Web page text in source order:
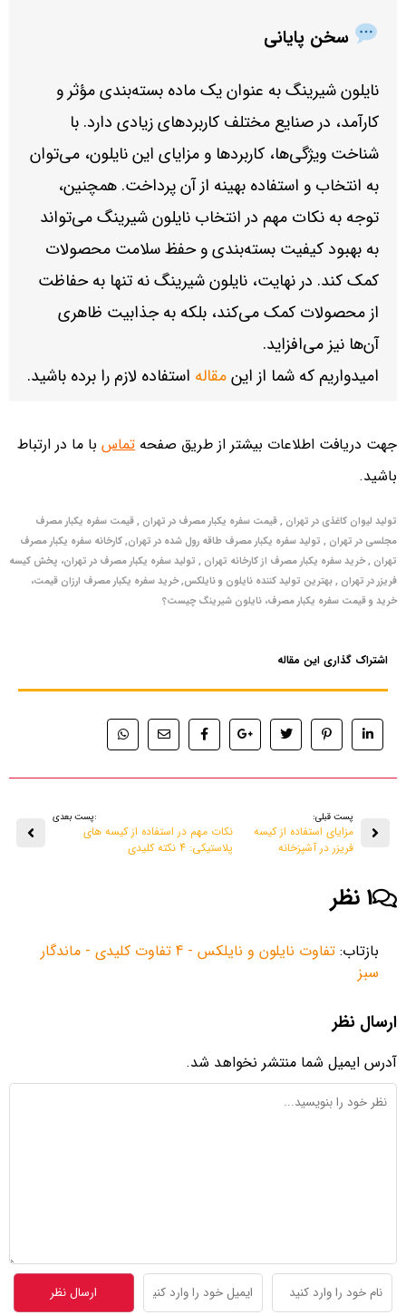
سخن پایانی
نایلون شیرینگ به عنوان یک ماده بسته‌بندی مؤثر و
کارآمد، در صنایع مختلف کاربردهای زیادی دارد. با
شناخت ویژگی‌ها، کاربردها و مزایای این نایلون، می‌توان
به انتخاب و استفاده بهینه از آن پرداخت. همچنین،
توجه به نکات مهم در انتخاب نایلون شیرینگ می‌تواند
به بهبود کیفیت بسته‌بندی و حفظ سلامت محصولات
کمک کند. در نهایت، نایلون شیرینگ نه تنها به حفاظت
از محصولات کمک می‌کند، بلکه به جذابیت ظاهری
آن‌ها نیز می‌افزاید.
امیدواریم که شما از اینمقاله استفاده لازم را برده باشید.
جهت دریافت اطلاعات بیشتر از طریق صفحه تماس با ما در ارتباط
باشید.
تولید لیوان کاغذی در تهران , قیمت سفره یکبار مصرف در تهران , قیمت سفره یکبار مصرف
مجلسی در تهران , تولید سفره یکبار مصرف طاقه رول شده در تهران, کارخانه سفره یکبار مصرف
تهران , خرید سفره یکبار مصرف از کارخانه تهران , تولید سفره یکبار مصرف در تهران، پخش کیسه
فریزر در تهران , بهترین تولید کننده نایلون و نایلکس, خرید سفره یکبار مصرف ارزان قیمت،
خرید و قیمت سفره یکبار مصرف، نایلون شیرینگ چیست؟
اشتراک گذاری این مقاله
پست قبلی:
مزایای استفاده از کیسه
فریزر در آشپزخانه
:پست بعدی
نکات مهم در استفاده از کیسه های
پلاستیکی: 4 نکته کلیدی
1 نظر
بازتاب:
تفاوت نایلون و نایلکس - 4 تفاوت کلیدی - ماندگار
سبز
ارسال نظر
آدرس ایمیل شما منتشر نخواهد شد.